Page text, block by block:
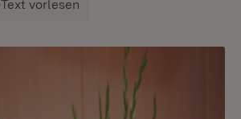
Text vorlesen